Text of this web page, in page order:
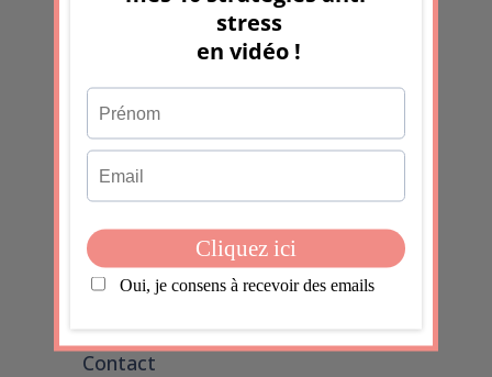
J'accepte
En soumettant ce formulaire, j'accepte que les
pour permettre de me recontacter, pour m’envoyer la
newsletter, dans le cadre de la relation commerciale
Contact